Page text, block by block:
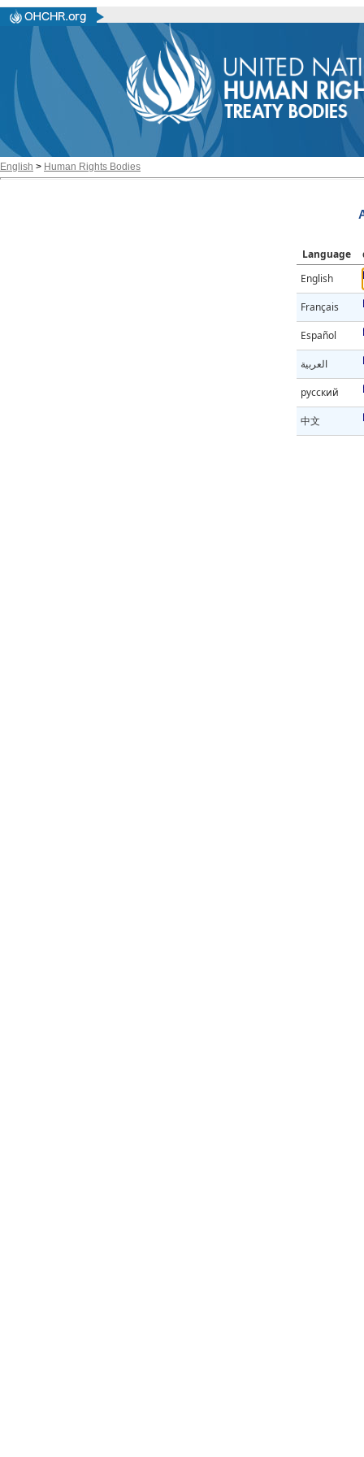
English > Human Rights Bodies
Language
English
Français
Español
العربية
русский
中文